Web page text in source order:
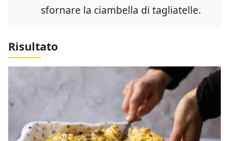
sfornare la ciambella di tagliatelle.
Risultato